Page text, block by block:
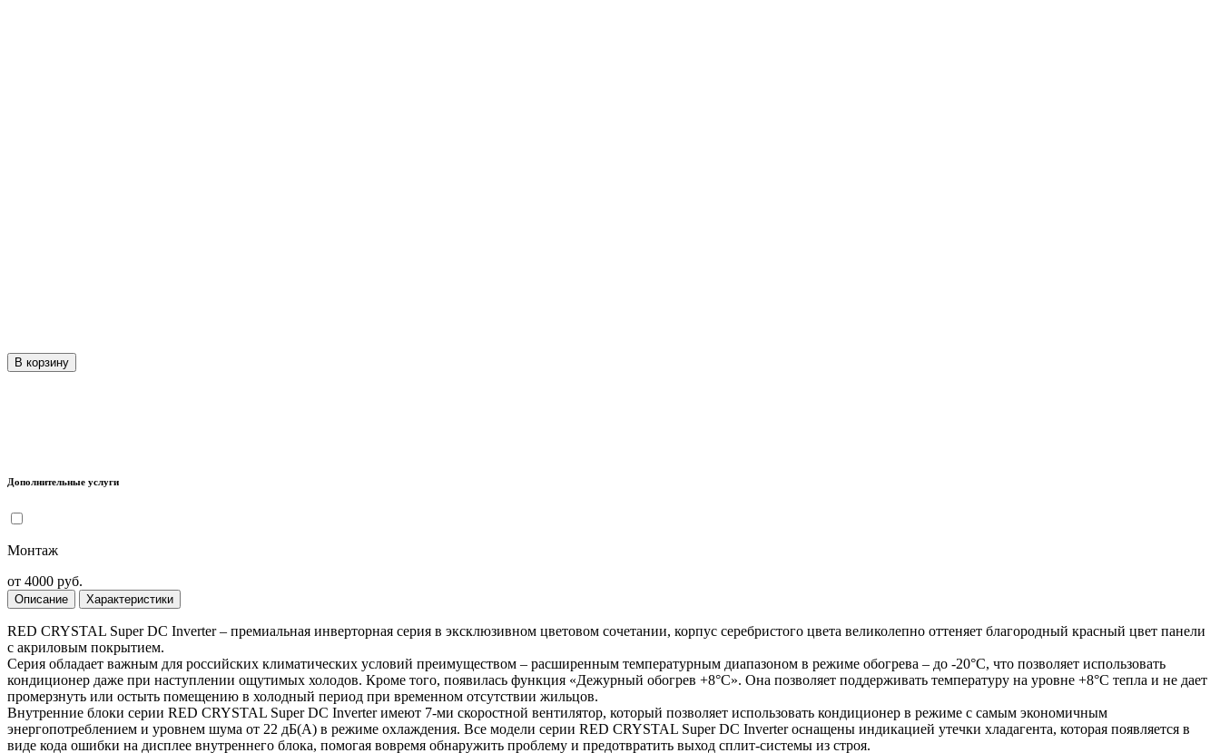
В корзину
Дополнительные услуги
Монтаж
от 4000 руб.
Описание Характеристики
RED CRYSTAL Super DC Inverter – премиальная инверторная серия в эксклюзивном цветовом сочетании, корпус серебристого цвета великолепно оттеняет благородный красный цвет панели
с акриловым покрытием.
Серия обладает важным для российских климатических условий преимуществом – расширенным температурным диапазоном в режиме обогрева – до -20°С, что позволяет использовать
кондиционер даже при наступлении ощутимых холодов. Кроме того, появилась функция «Дежурный обогрев +8°С». Она позволяет поддерживать температуру на уровне +8°С тепла и не дает
промерзнуть или остыть помещению в холодный период при временном отсутствии жильцов.
Внутренние блоки серии RED CRYSTAL Super DC Inverter имеют 7-ми скоростной вентилятор, который позволяет использовать кондиционер в режиме с самым экономичным
энергопотреблением и уровнем шума от 22 дБ(A) в режиме охлаждения. Все модели серии RED CRYSTAL Super DC Inverter оснащены индикацией утечки хладагента, которая появляется в
виде кода ошибки на дисплее внутреннего блока, помогая вовремя обнаружить проблему и предотвратить выход сплит-системы из строя.